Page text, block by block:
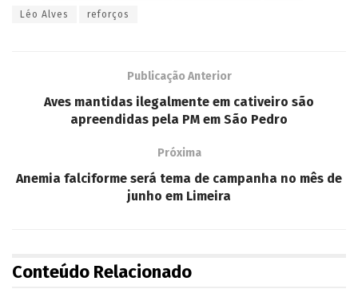
Léo Alves reforços
Publicação Anterior
Aves mantidas ilegalmente em cativeiro são
apreendidas pela PM em São Pedro
Próxima
Anemia falciforme será tema de campanha no mês de
junho em Limeira
Conteúdo Relacionado